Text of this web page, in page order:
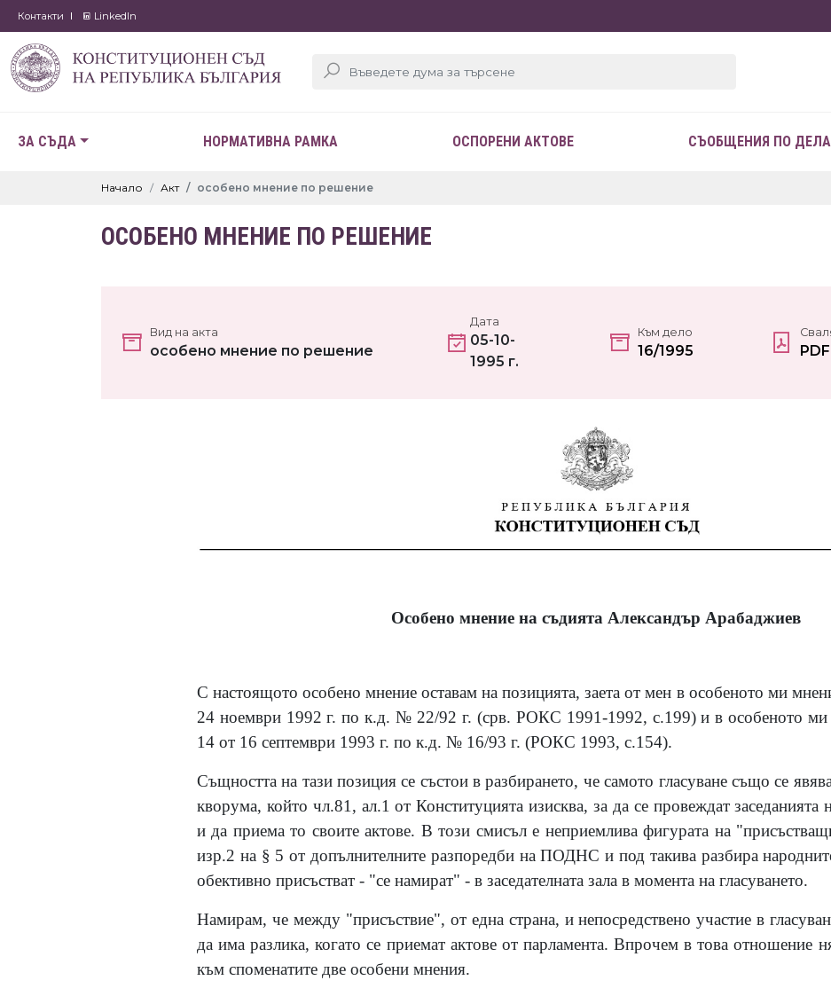
Контакти LinkedIn
ЗА СЪДА НОРМАТИВНА РАМКА ОСПОРЕНИ АКТОВЕ СЪОБЩЕНИЯ ПО ДЕЛА
Начало Акт особено мнение по решение
ОСОБЕНО МНЕНИЕ ПО РЕШЕНИЕ
Вид на акта
особено мнение по решение
Дата
05-10-
1995 г.
Към дело
16/1995 PDF
Особено мнение на съдията Александър Арабаджиев
С настоящото особено мнение оставам на позицията, заета от мен в особеното ми
24 ноември 1992 г. по к.д. № 22/92 г. (срв. РОКС 1991-1992, с.199) и в особеното
14 от 16 септември 1993 г. по к.д. № 16/93 г. (РОКС 1993, с.154).
Същността на тази позиция се състои в разбирането, че самото гласуване също се
кворума, който чл.81, ал.1 от Конституцията изисква, за да се провеждат заседанията
и да приема то своите актове. В този смисъл е неприемлива фигурата на
изр.2 на § 5 от допълнителните разпоредби на ПОДНС и под такива разбира
обективно присъстват - "се намират" - в заседателната зала в момента на гласуването.
Намирам, че между "присъствие", от една страна, и непосредствено участие в
да има разлика, когато се приемат актове от парламента. Впрочем в това отношение
към споменатите две особени мнения.